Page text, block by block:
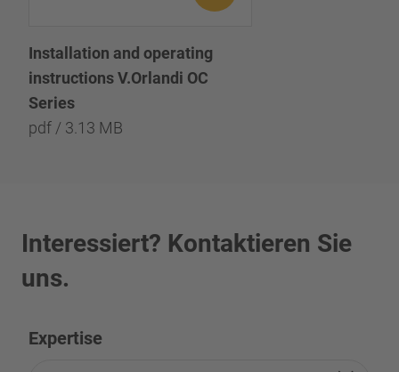
Installation and operating
instructions V.Orlandi OC
Series
pdf / 3.13 MB
Interessiert? Kontaktieren Sie
uns.
Expertise